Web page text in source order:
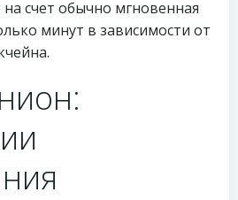
на счет обычно мгновенная
минут в зависимости от